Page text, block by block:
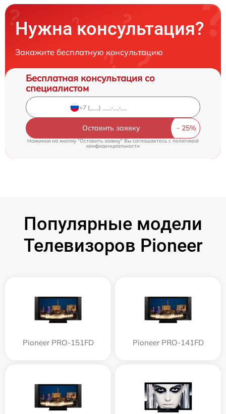
Нужна консультация?
Закажите бесплатную консультацию
Бесплатная консультация со
специалистом
Оставить заявку
Нажимая на кнопку "Оставить заявку" Вы соглашаетесь cполитикой
конфиденциальности
Популярные модели
Телевизоров Pioneer
Pioneer PRO-151FD Pioneer PRO-141FD